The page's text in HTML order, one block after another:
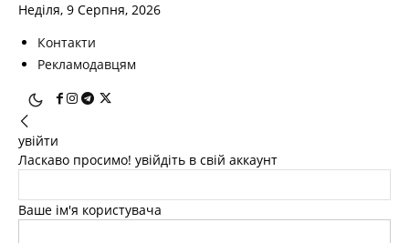
Неділя, 9 Серпня, 2026
Контакти
Рекламодавцям
увійти
Ласкаво просимо! увійдіть в свій аккаунт
Ваше ім'я користувача